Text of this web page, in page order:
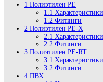
1 Полиэтилен PE
1.1 Характеристики
1.2 Фитинги
2 Полиэтилен PE-X
2.1 Характеристики
2.2 Фитинги
3 Полиэтилен PE-RT
3.1 Характеристики
3.2 Фитинги
4 ПВХ